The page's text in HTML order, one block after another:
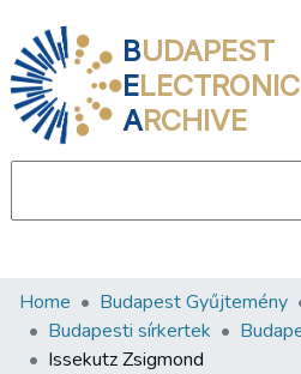
BUDAPEST
ELECTRONIC
ARCHIVE
Communities & Collections
All of DSpace
Home Budapest Gyűjtemény
Budapesti sírkertek
Issekutz Zsigmond